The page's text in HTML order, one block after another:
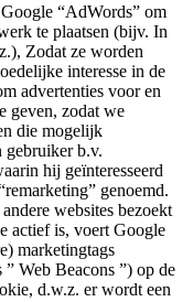
“AdWords” om
te plaatsen (bijv. In
Zodat ze worden
interesse in de
advertenties voor en
geven, zodat we
die mogelijk
gebruiker b.v.
hij geïnteresseerd
genoemd.
websites bezoekt
actief is, voert Google
marketingtags
Web Beacons ”) op de
d.w.z. er wordt een